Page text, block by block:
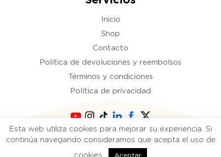
Inicio
Shop
Contacto
Política de devoluciones y reembolsos
Términos y condiciones
Política de privacidad
Copyright 2021 La fábrica de inventos. Todos
los derechos reservados.
Esta web utiliza cookies para mejorar su experiencia. Si
continúa navegando consideramos que acepta el uso de
cookies.